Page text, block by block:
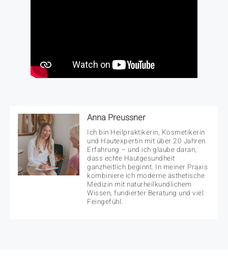
Anna Preussner
Ich bin Heilpraktikerin, Kosmetikerin
und Hautexpertin mit über 20 Jahren
Erfahrung – und ich glaube daran,
dass echte Hautgesundheit
ganzheitlich beginnt. In meiner Praxis
kombiniere ich moderne ästhetische
Medizin mit naturheilkundlichem
Wissen, fundierter Beratung und viel
Feingefühl.